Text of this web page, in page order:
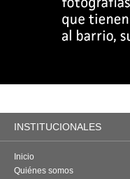
INSTITUCIONALES
Inicio
Quiénes somos